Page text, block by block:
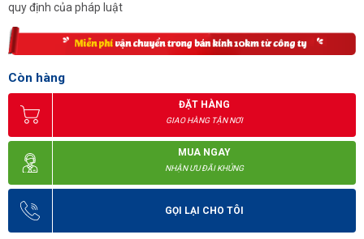
quy định của pháp luật
Còn hàng
ĐẶT HÀNG
GIAO HÀNG TẬN NƠI
MUA NGAY
NHẬN ƯU ĐÃI KHỦNG
GỌI LẠI CHO TÔI